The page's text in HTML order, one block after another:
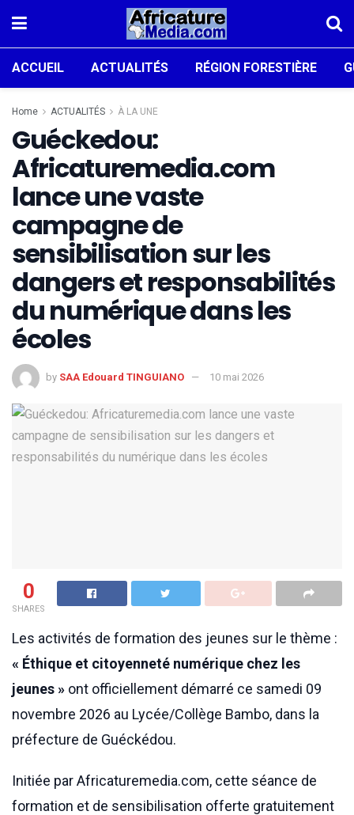
ACCUEIL ACTUALITÉS RÉGION FORESTIÈRE
Home ACTUALITÉS À LA UNE
Guéckedou:
Africaturemedia.com
lance une vaste
campagne de
sensibilisation sur les
dangers et responsabilités
du numérique dans les
écoles
by SAA Edouard TINGUIANO 10 mai 2026
0
SHARES
Les activités de formation des jeunes sur le thème :
« Éthique et citoyenneté numérique chez les
jeunes » ont officiellement démarré ce samedi 09
novembre 2026 au Lycée/Collège Bambo, dans la
préfecture de Guéckédou.
Initiée par Africaturemedia.com, cette séance de
formation et de sensibilisation offerte gratuitement